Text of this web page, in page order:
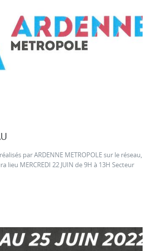
par ARDENNE METROPOLE sur le réseau,
lieu MERCREDI 22 JUIN de 9H à 13H Secteur